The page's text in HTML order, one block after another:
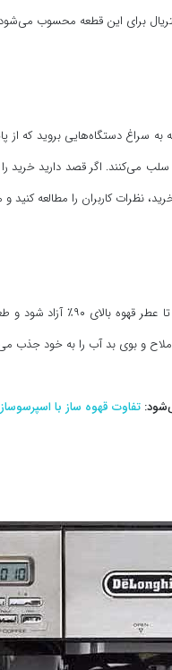
برای این قطعه محسوب می‌شود.
سراغ دستگاه‌هایی بروید که از
می‌کنند. اگر قصد دارید خرید
نظرات کاربران را مطالعه کنید
دستگاه‌هایی که از فیلتر
و بوی بد آب را به خود جذب
تفاوت قهوه ساز با